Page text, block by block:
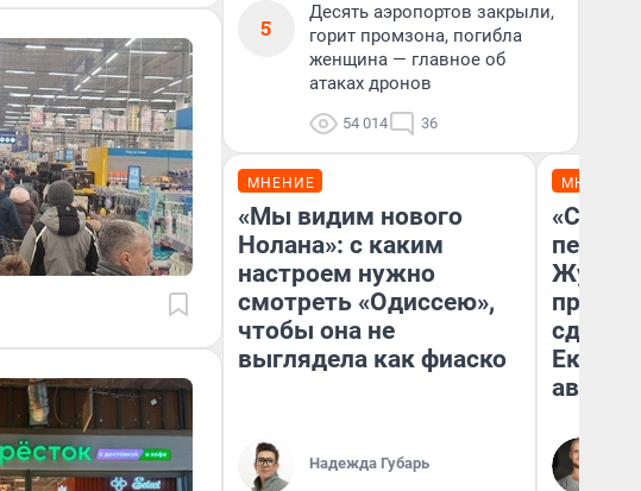
5
Десять аэропортов закрыли,
горит промзона, погибла
женщина — главное об
атаках дронов
54 014 36
МНЕНИЕ
«Мы видим нового
Нолана»: с каким
настроем нужно
смотреть «Одиссею»,
чтобы она не
выглядела как фиаско
Надежда Губарь
МНЕНИЕ
августа